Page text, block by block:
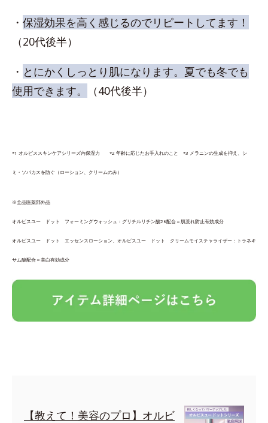
・ 保湿効果を高く感じるのでリピートしてます！
（20代後半）
・ とにかくしっとり肌になります。夏でも冬でも
使用できます。
（40代後半）
*1 オルビススキンケアシリーズ内保湿力 *2 年齢に応じたお手入れのこと *3 メラニンの生成を抑え、シ
ミ・ソバカスを防ぐ（ローション、クリームのみ）
※全品医薬部外品
オルビスユー ドット フォーミングウォッシュ：グリチルリチン酸2K配合＝肌荒れ防止有効成分
オルビスユー ドット エッセンスローション、オルビスユー ドット クリームモイスチャライザー：トラネキ
サム酸配合＝美白有効成分
【教えて！美容のプロ】オルビ